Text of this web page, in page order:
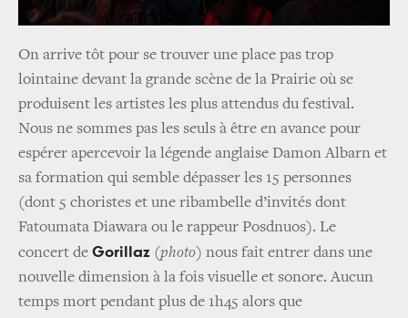
On arrive tôt pour se trouver une place pas trop
lointaine devant la grande scène de la Prairie où se
produisent les artistes les plus attendus du festival.
Nous ne sommes pas les seuls à être en avance pour
espérer apercevoir la légende anglaise Damon Albarn et
sa formation qui semble dépasser les 15 personnes
(dont 5 choristes et une ribambelle d’invités dont
Fatoumata Diawara ou le rappeur Posdnuos). Le
concert de Gorillaz (photo) nous fait entrer dans une
nouvelle dimension à la fois visuelle et sonore. Aucun
temps mort pendant plus de 1h45 alors que